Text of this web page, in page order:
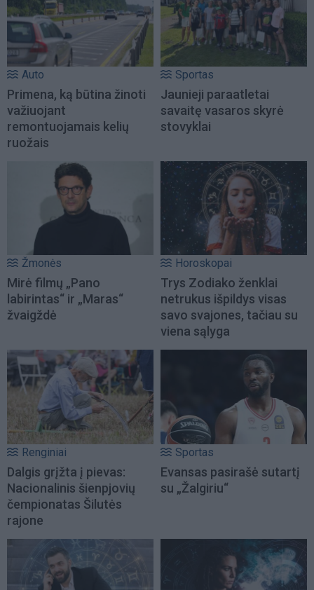
Auto
Primena, ką būtina žinoti
važiuojant
remontuojamais kelių
ruožais
Sportas
Jaunieji paraatletai
savaitę vasaros skyrė
stovyklai
Žmonės
Mirė filmų „Pano
labirintas“ ir „Maras“
žvaigždė
Horoskopai
Trys Zodiako ženklai
netrukus išpildys visas
savo svajones, tačiau su
viena sąlyga
Renginiai
Dalgis grįžta į pievas:
Nacionalinis šienpjovių
čempionatas Šilutės
rajone
Sportas
Evansas pasirašė sutartį
su „Žalgiriu“